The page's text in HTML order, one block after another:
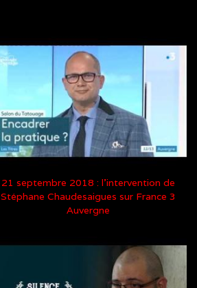
21 septembre 2018 : l’intervention de
Stéphane Chaudesaigues sur France 3
Auvergne